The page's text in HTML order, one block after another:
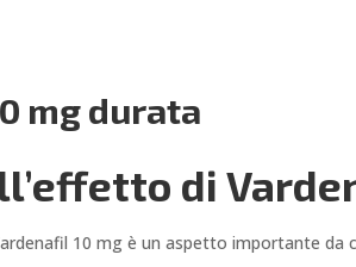
mg durata
di
10 mg è un aspetto importante